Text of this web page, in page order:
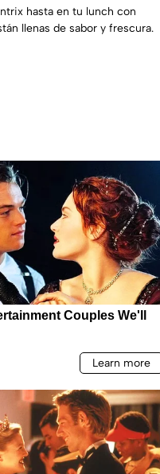
este regreso a
saludables y deliciosas
hasta en tu lunch con
llenas de sabor y frescura.